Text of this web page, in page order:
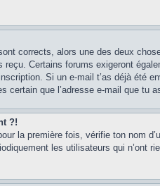
corrects, alors une des deux
Certains forums exigeront
Si un e-mail t’as déjà été
certain que l’adresse e-mail que
?!
la première fois, vérifie ton
les utilisateurs qui